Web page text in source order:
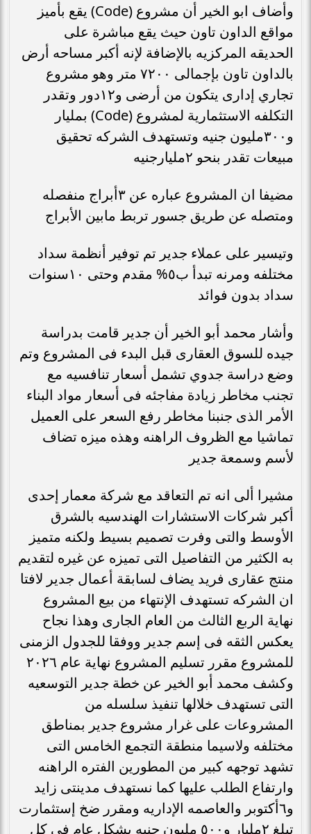
وأضاف ابو الخير أن مشروع (Code) يقع بأميز
مواقع الداون تاون حيث يقع مباشرة على
الحديقه المركزيه بالإضافة لإنه أكبر مساحه أرض
بالداون تاون بإجمالى ٧٢٠٠ متر وهو مشروع
تجاري إدارى يتكون من أرضى و١٢دور وتقدر
التكلفه الاستثمارية لمشروع (Code) بمليار
و٣٠٠مليون جنيه وتستهدف الشركه تحقيق
مبيعات تقدر بنحو ٢مليارجنيه
مضيفا ان المشروع عباره عن ٣أبراج منفصله
ومتصله عن طريق جسور تربط مابين الأبراج
وتيسير على عملاء جدير تم توفير أنظمة سداد
مختلفه ومرنه تبدأ ب٥% مقدم وحتى ١٠سنوات
سداد بدون فوائد
وأشار محمد أبو الخير أن جدير قامت بدراسة
جيده للسوق العقارى قبل البدء فى المشروع وتم
وضع دراسة جدوي تشمل أسعار تنافسيه مع
تجنب مخاطر زيادة مفاجئه فى أسعار مواد البناء
الأمر الذى جنبنا مخاطر رفع السعر على العميل
تماشيا مع الظروف الراهنه وهذه ميزه تضاف
لأسم وسمعة جدير
مشيرا ألى انه تم التعاقد مع شركة معمار إحدى
أكبر شركات الاستشارات الهندسيه بالشرق
الأوسط والتى وفرت تصميم بسيط ولكنه متميز
به الكثير من التفاصيل التى تميزه عن غيره لتقديم
منتج عقارى فريد يضاف لسابقة أعمال جدير لافتا
ان الشركه تستهدف الإنتهاء من بيع المشروع
نهاية الربع الثالث من العام الجارى وهذا نجاح
يعكس الثقه فى إسم جدير ووفقا للجدول الزمنى
للمشروع مقرر تسليم المشروع نهاية عام ٢٠٢٦
وكشف محمد أبو الخير عن خطة جدير التوسعيه
التى تستهدف خلالها تنفيذ سلسله من
المشروعات على غرار مشروع جدير بمناطق
مختلفه ولاسيما منطقة التجمع الخامس التى
تشهد توجهه كبير من المطورين الفتره الراهنه
وارتفاع الطلب عليها كما نستهدف مدينتى زايد
و٦أكتوبر والعاصمه الإداريه ومقرر ضخ إستثمارت
تبلغ ٢مليار و٥٠٠ مليون جنيه بشكل عام فى كل